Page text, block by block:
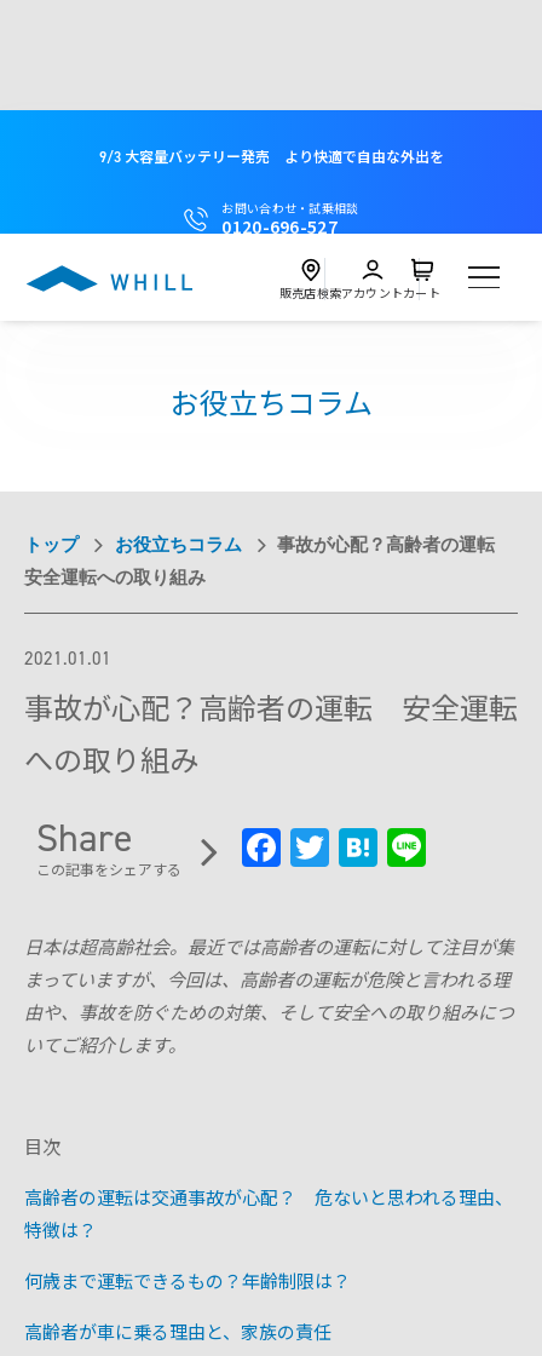
9/3 大容量バッテリー発売 より快適で自由な外出を
お問い合わせ・試乗相談
0120-696-527
Model F
Model R
本体保証サービス
訪問設定サービス
点検パック
アクセサリー
試乗会を探す
試乗予約フォーム
介護保険利用を検討
レンタル
レンタルサービス一覧から探す
用途別に探す
日単位でレンタル
月単位でレンタル
お出かけ先でレンタル
オンラインストア
サポート
ご利用ガイド
最適モデル診断
WHILL ID
よくある質問・お問い合わせ
施設への導入を検討
サービス概要
お問い合わせ（法人の方）
研究向け
製品概要
お問い合わせ（研究機関の方）
販売店検索アカウントカート
お役立ちコラム
トップ お役立ちコラム
事故が心配？高齢者の運転
安全運転への取り組み
2021.01.01
事故が心配？高齢者の運転 安全運転
への取り組み
Share
この記事をシェアする Fa
b
oo
k
T
er
H
e
n
a
Li
日本は超高齢社会。 最近では高齢者の運転に対して注目が集
まっていま すが、今回は、高齢者の運転が危険と言われる理
由や、事故を防ぐための対策、そして安全への取り組みにつ
いてご紹介し ます。
目次
高齢者の運転は交通事故が心配？ 危ないと思われる理由、
特徴は？
何歳まで運転できるもの？年齢制限は？
高齢者が車に乗る理由と、家族の責任